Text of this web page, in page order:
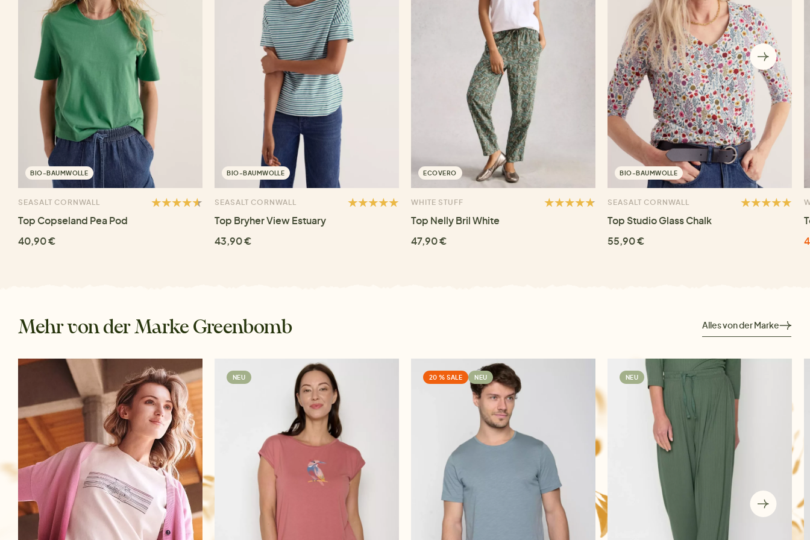
BIO-BAUMWOLLE
SEASALT CORNWALL
Top Copseland Pea Pod
40,90 €
BIO-BAUMWOLLE
SEASALT CORNWALL
Top Bryher View Estuary
43,90 €
ECOVERO
WHITE STUFF
Top Nelly Bril White
47,90 €
BIO-BAUMWOLLE
SEASALT CORNWALL
Top Studio Glass Chalk
55,90 €
Mehr von der Marke Greenbomb Alles von der Marke
NEU 20 % SALE NEU NEU